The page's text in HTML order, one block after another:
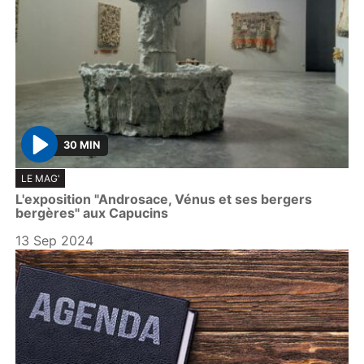
P
l
a
y
30 MIN
LE MAG'
L'exposition "Androsace, Vénus et ses bergers
bergères" aux Capucins
13 Sep 2024